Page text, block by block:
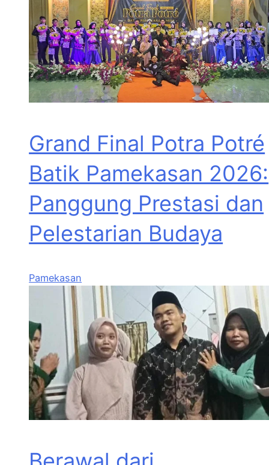
Grand Final Potra Potré
Batik Pamekasan 2026:
Panggung Prestasi dan
Pelestarian Budaya
Pamekasan